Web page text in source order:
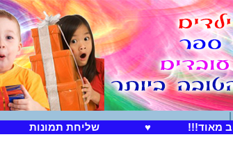
מאוד!!! ♥ שליחת תמונות